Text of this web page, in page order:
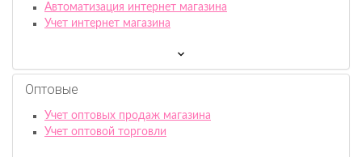
Автоматизация интернет магазина
Учет интернет магазина
Оптовые
Учет оптовых продаж магазина
Учет оптовой торговли